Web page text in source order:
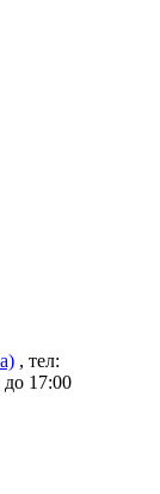
, тел:
до 17:00